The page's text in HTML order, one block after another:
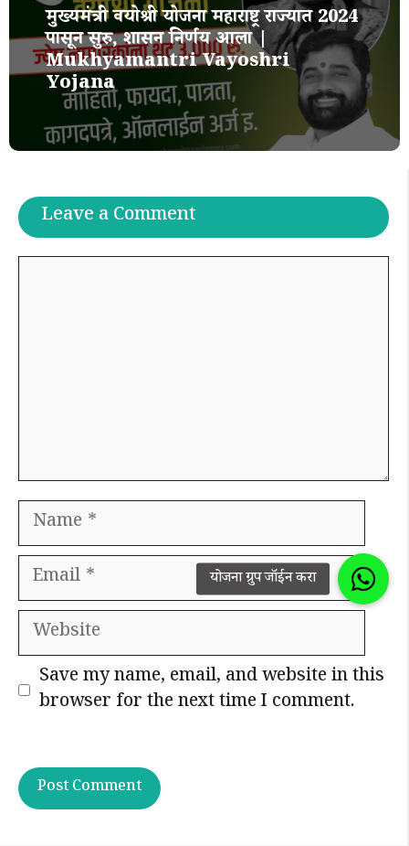
मुख्यमंत्री वयोश्री योजना महाराष्ट्र राज्यात 2024
पासून सुरु, शासन निर्णय आला |
Mukhyamantri Vayoshri
Yojana
Leave a Comment
Name
Email
Website
Save my name, email, and website in this
browser for the next time I comment.